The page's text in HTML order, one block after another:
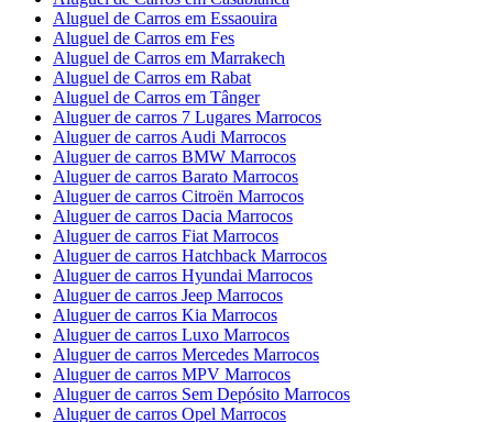
Aluguel de Carros em Essaouira
Aluguel de Carros em Fes
Aluguel de Carros em Marrakech
Aluguel de Carros em Rabat
Aluguel de Carros em Tânger
Aluguer de carros 7 Lugares Marrocos
Aluguer de carros Audi Marrocos
Aluguer de carros BMW Marrocos
Aluguer de carros Barato Marrocos
Aluguer de carros Citroën Marrocos
Aluguer de carros Dacia Marrocos
Aluguer de carros Fiat Marrocos
Aluguer de carros Hatchback Marrocos
Aluguer de carros Hyundai Marrocos
Aluguer de carros Jeep Marrocos
Aluguer de carros Kia Marrocos
Aluguer de carros Luxo Marrocos
Aluguer de carros Mercedes Marrocos
Aluguer de carros MPV Marrocos
Aluguer de carros Sem Depósito Marrocos
Aluguer de carros Opel Marrocos